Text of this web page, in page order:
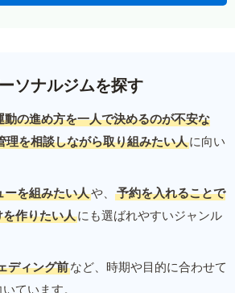
ソナルジムを探す
動の進め方を一人で決めるのが不安な
理を相談しながら取り組みたい人に向い
ーを組みたい人や、
予約を入れることで
作りたい人にも選ばれやすいジャンル
ディング前など、時期や目的に合わせて
ています。